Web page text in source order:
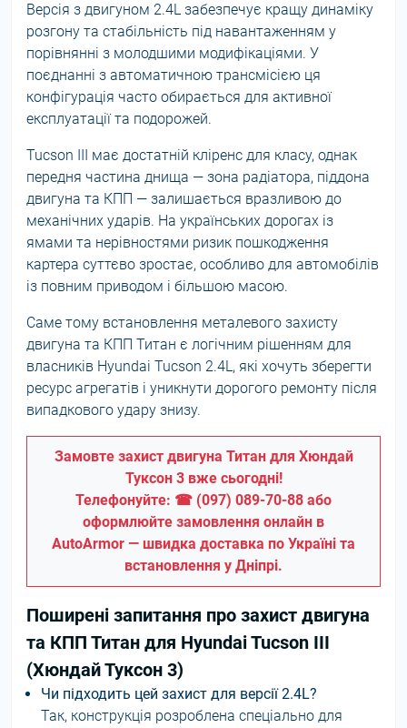
Версія з двигуном 2.4L забезпечує кращу динаміку
розгону та стабільність під навантаженням у
порівнянні з молодшими модифікаціями. У
поєднанні з автоматичною трансмісією ця
конфігурація часто обирається для активної
експлуатації та подорожей.
Tucson III має достатній кліренс для класу, однак
передня частина днища — зона радіатора, піддона
двигуна та КПП — залишається вразливою до
механічних ударів. На українських дорогах із
ямами та нерівностями ризик пошкодження
картера суттєво зростає, особливо для автомобілів
із повним приводом і більшою масою.
Саме тому встановлення металевого захисту
двигуна та КПП Титан є логічним рішенням для
власників Hyundai Tucson 2.4L, які хочуть зберегти
ресурс агрегатів і уникнути дорогого ремонту після
випадкового удару знизу.
Замовте захист двигуна Титан для Хюндай
Туксон 3 вже сьогодні!
Телефонуйте: ☎ (097) 089-70-88 або
оформлюйте замовлення онлайн в
AutoArmor — швидка доставка по Україні та
встановлення у Дніпрі.
Поширені запитання про захист двигуна
та КПП Титан для Hyundai Tucson III
(Хюндай Туксон 3)
Чи підходить цей захист для версії 2.4L?
Так, конструкція розроблена спеціально для